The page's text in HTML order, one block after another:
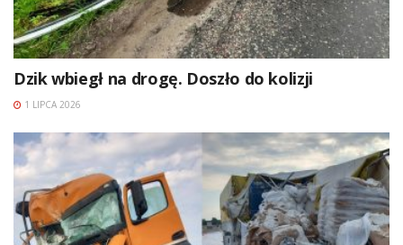
Dzik wbiegł na drogę. Doszło do kolizji
1 LIPCA 2026